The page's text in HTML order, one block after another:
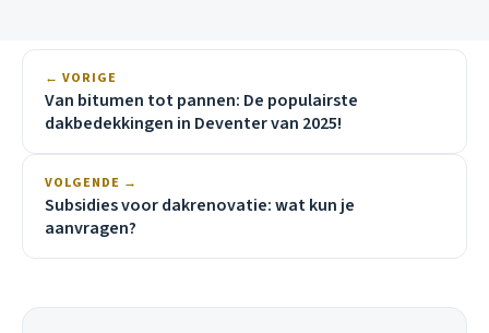
← VORIGE
Van bitumen tot pannen: De populairste
dakbedekkingen in Deventer van 2025!
VOLGENDE →
Subsidies voor dakrenovatie: wat kun je
aanvragen?